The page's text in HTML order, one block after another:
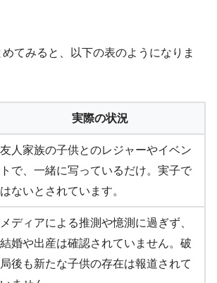
てみると、以下の表のようになりま
実際の状況
友人家族の子供とのレジャーやイベン
トで、一緒に写っているだけ。実子で
はないとされています。
メディアによる推測や憶測に過ぎず、
結婚や出産は確認されていません。破
局後も新たな子供の存在は報道されて